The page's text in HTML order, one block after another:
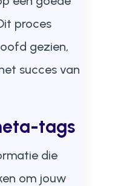
proces
gezien,
succes van
tags
die
om jouw